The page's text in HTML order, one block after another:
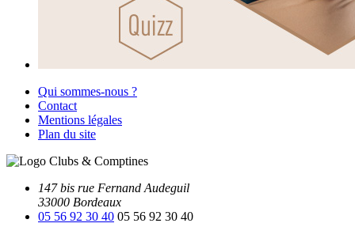
Qui sommes-nous ?
Contact
Mentions légales
Plan du site
147 bis rue Fernand Audeguil
33000 Bordeaux
05 56 92 30 40 05 56 92 30 40